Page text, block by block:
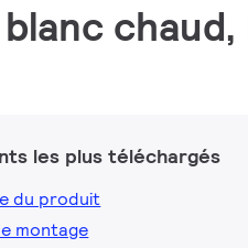
chaud,
les plus téléchargés
du produit
montage